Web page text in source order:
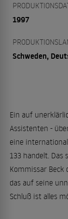
1997
Schweden,
Ein auf
Assistenten -
eine
133 handelt. Das
Kommissar Beck
das auf seine
Schluß ist alles